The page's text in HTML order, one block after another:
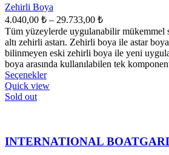
sayfasından
seçilebilir
Zehirli Boya
4.040,00 ₺ – 29.733,00 ₺Fiyat
aralığı:
4.040,00 ₺
-
29.733,00 ₺
Tüm yüzeylerde uygulanabilir mükemmel
altı zehirli astarı. Zehirli boya ile astar
bilinmeyen eski zehirli boya ile yeni
boya arasında kullanılabilen tek
SeçeneklerBu
ürünün
Seçenekler
Quick view
Sold out
INTERNATIONAL